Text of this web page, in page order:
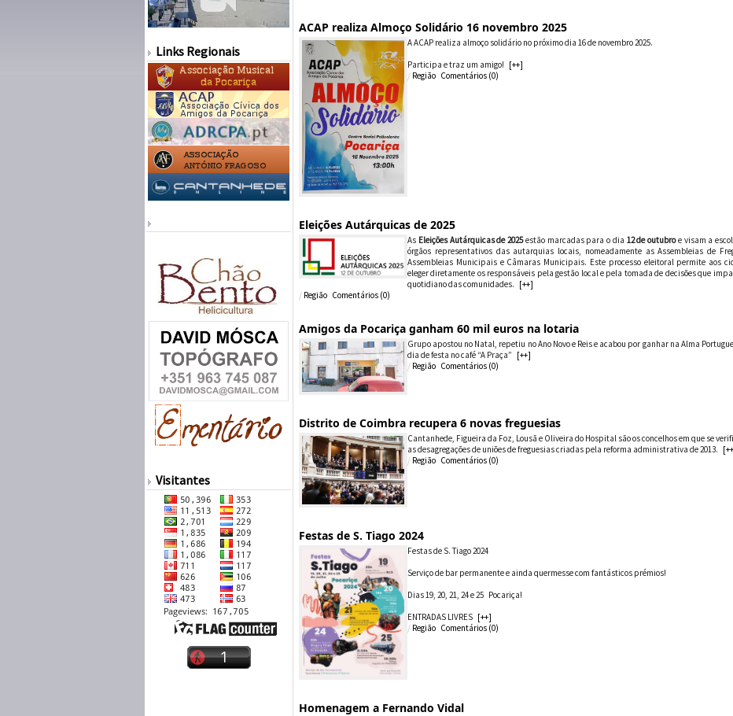
Links Regionais
Visitantes
ACAP realiza Almoço Solidário 16 novembro 2025
A ACAP realiza almoço solidário no próximo dia 16 de novembro 2025.
Participa e traz um amigo! [++]
/ Região Comentários (0)
Eleições Autárquicas de 2025
As Eleições Autárquicas de 2025estão marcadas para o dia 12 de outubroe visam a
órgãos representativos das autarquias locais, nomeadamente as Assembleias de
Assembleias Municipais e Câmaras Municipais. Este processo eleitoral permite aos
eleger diretamente os responsáveis pela gestão local e pela tomada de decisões que
quotidiano das comunidades. [++]
/ Região Comentários (0)
Amigos da Pocariça ganham 60 mil euros na lotaria
Grupo apostou no Natal, repetiu no Ano Novo e Reis e acabou por ganhar na Alma
dia de festa no café “A Praça” [++]
/ Região Comentários (0)
Distrito de Coimbra recupera 6 novas freguesias
Cantanhede, Figueira da Foz, Lousã e Oliveira do Hospital são os concelhos em que se
as desagregações de uniões de freguesias criadas pela reforma administrativa de 2013.
/ Região Comentários (0)
Festas de S. Tiago 2024
Festas de S. Tiago 2024
Serviço de bar permanente e ainda quermesse com fantásticos prémios!
Dias 19, 20, 21, 24 e 25 Pocariça!
ENTRADAS LIVRES [++]
/ Região Comentários (0)
Homenagem a Fernando Vidal